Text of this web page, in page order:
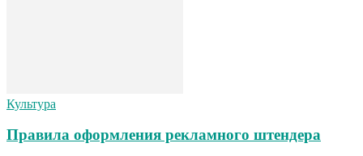
Культура
Правила оформления рекламного штендера